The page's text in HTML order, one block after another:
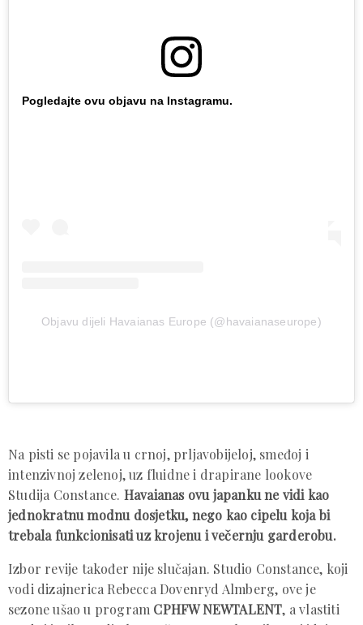
Pogledajte ovu objavu na Instagramu.
Objavu dijeli Havaianas Europe (@havaianaseurope)
Na pisti se pojavila u crnoj, prljavobijeloj, smeđoj i
intenzivnoj zelenoj, uz fluidne i drapirane lookove
Studija Constance. Havaianas ovu japanku ne vidi kao
jednokratnu modnu dosjetku, nego kao cipelu koja bi
trebala funkcionisati uz krojenu i večernju garderobu.
Izbor revije također nije slučajan. Studio Constance, koji
vodi dizajnerica Rebecca Dovenryd Almberg, ove je
sezone ušao u program CPHFW NEWTALENT, a vlastiti